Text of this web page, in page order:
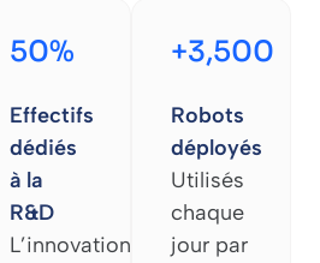
50%
Effectifs
dédiés
à la
R&D
L’innovation
+3,500
Robots
déployés
Utilisés
chaque
jour par